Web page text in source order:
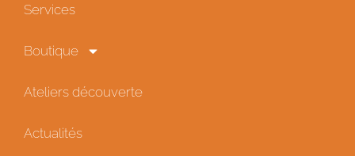
Services
Boutique
Ateliers découverte
Actualités